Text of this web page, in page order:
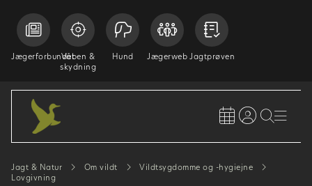
JægerforbundetVåben &
skydning
Hund Jægerweb Jagtprøven
Jagt & Natur Om vildt
Vildtsygdomme og -hygiejne
Lovgivning